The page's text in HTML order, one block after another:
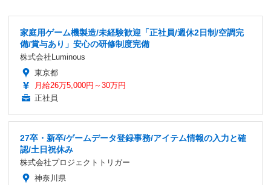
家庭用ゲーム機製造/未経験歓迎「正社員/週休2日制/空調完
備/賞与あり」安心の研修制度完備
株式会社Luminous
東京都
月給26万5,000円～30万円
正社員
27卒・新卒/ゲームデータ登録事務/アイテム情報の入力と確
認/土日祝休み
株式会社プロジェクトトリガー
神奈川県